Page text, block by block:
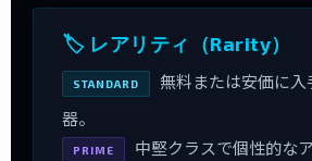
🏷 レアリティ（Rarity）
STANDARD
無料または安価に
器。
PRIME
中堅クラスで個性的な